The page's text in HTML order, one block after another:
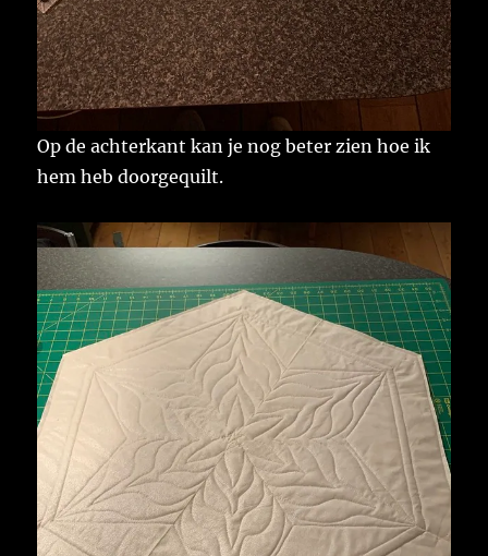
Op de achterkant kan je nog beter zien hoe ik
hem heb doorgequilt.